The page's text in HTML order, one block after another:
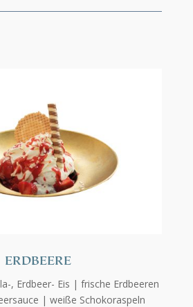
ERDBEERE
, Erdbeer- Eis | frische Erdbeeren
| weiße Schokoraspeln